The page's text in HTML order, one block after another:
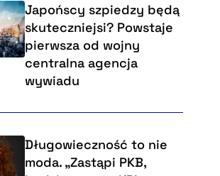
Japońscy szpiedzy będą
skuteczniejsi? Powstaje
pierwsza od wojny
centralna agencja
wywiadu
Długowieczność to nie
moda. „Zastąpi PKB,